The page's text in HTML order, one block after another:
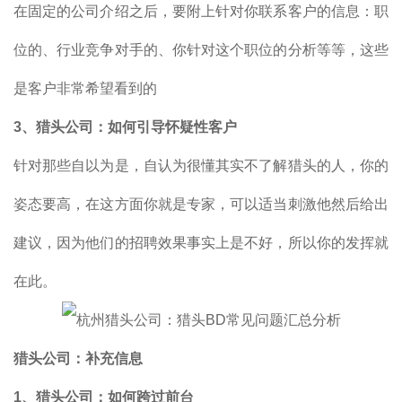
在固定的公司介绍之后，要附上针对你联系客户的信息：职
位的、行业竞争对手的、你针对这个职位的分析等等，这些
是客户非常希望看到的
3、猎头公司：如何引导怀疑性客户
针对那些自以为是，自认为很懂其实不了解猎头的人，你的
姿态要高，在这方面你就是专家，可以适当刺激他然后给出
建议，因为他们的招聘效果事实上是不好，所以你的发挥就
在此。
猎头公司：补充信息
1、猎头公司：如何跨过前台